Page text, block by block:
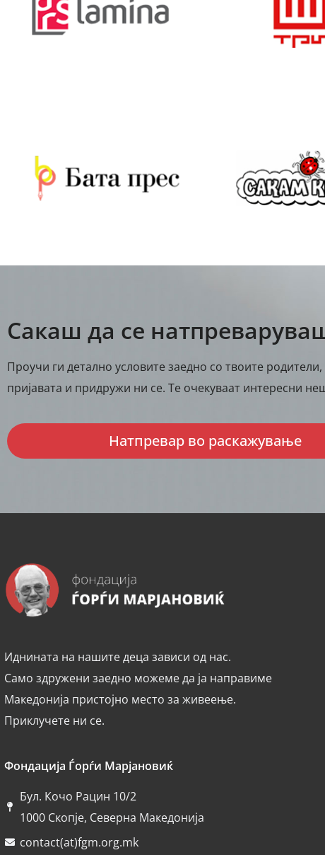
Сакаш да се
Проучи ги детално условите заедно со твоите родители,
пријавата и придружи ни се. Те очекуваат интересни
Натпревар во раскажување
Иднината на нашите деца зависи од нас.
Само здружени заедно можеме да ја направиме
Македонија пристојно место за живеење.
Приклучете ни се.
Фондација Ѓорѓи Марјановиќ
Бул. Кочо Рацин 10/2
1000 Скопје, Северна Македонија
contact(at)fgm.org.mk